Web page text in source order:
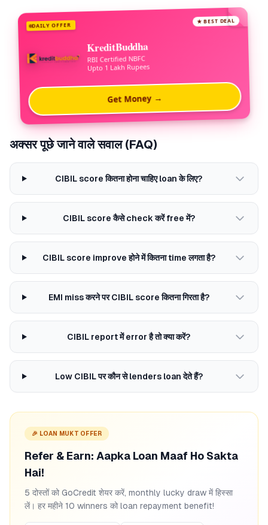
DAILY OFFER
★ BEST DEAL
KreditBuddha
RBI Certified NBFC
Upto 1 Lakh Rupees
Get Money →
अक्सर पूछे जाने वाले सवाल (FAQ)
CIBIL score कितना होना चाहिए loan के लिए?
CIBIL score कैसे check करें free में?
CIBIL score improve होने में कितना time लगता है?
EMI miss करने पर CIBIL score कितना गिरता है?
CIBIL report में error है तो क्या करें?
Low CIBIL पर कौन से lenders loan देते हैं?
🎉 LOAN MUKT OFFER
Refer & Earn: Aapka Loan Maaf Ho Sakta
Hai!
5 दोस्तों को GoCredit शेयर करें, monthly lucky draw में हिस्सा
लें। हर महीने 10 winners को loan repayment benefit!